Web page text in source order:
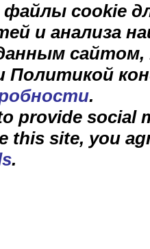
cookie
и анализа
Политикой
.
provide social
this site, you
.